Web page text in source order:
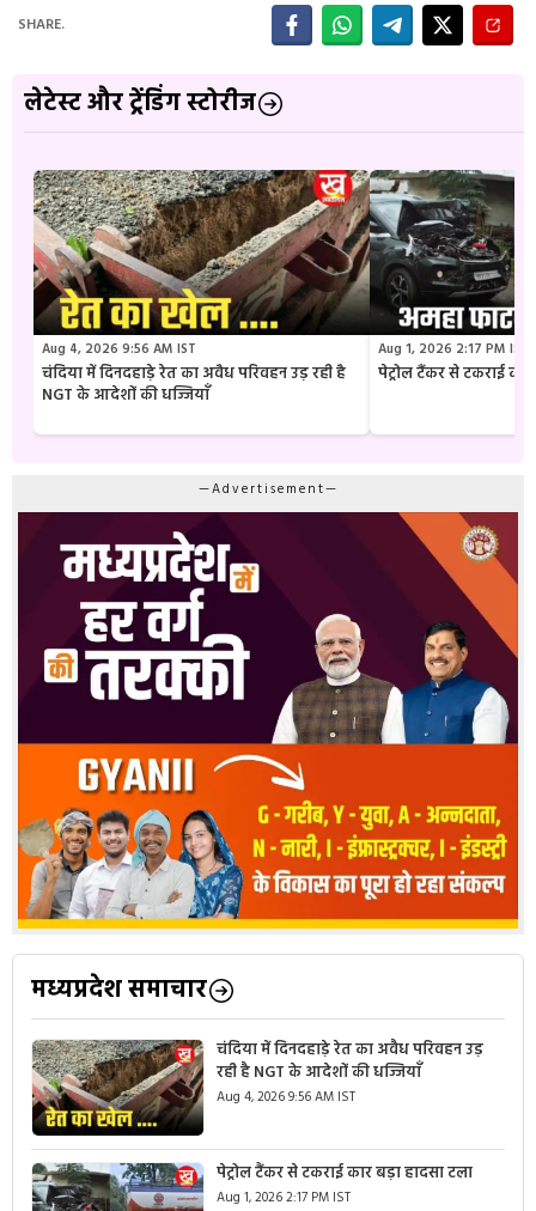
SHARE.
लेटेस्ट और ट्रेंडिंग स्टोरीज
Aug 4, 2026 9:56 AM IST
चंदिया में दिनदहाड़े रेत का अवैध परिवहन उड़ रही है
NGT के आदेशों की धज्जियाँ
Aug 1, 2026 2:17 PM IST
पेट्रोल टैंकर से टकराई
—Advertisement—
मध्यप्रदेश समाचार
चंदिया में दिनदहाड़े रेत का अवैध परिवहन उड़
रही है NGT के आदेशों की धज्जियाँ
Aug 4, 2026 9:56 AM IST
पेट्रोल टैंकर से टकराई कार बड़ा हादसा टला
Aug 1, 2026 2:17 PM IST